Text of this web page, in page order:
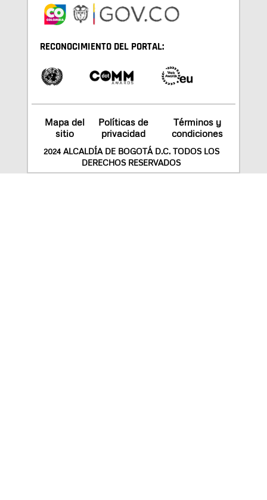
RECONOCIMIENTO DEL PORTAL:
Mapa del
sitio
Políticas de
privacidad
Términos y
condiciones
2024 ALCALDÍA DE BOGOTÁ D.C. TODOS LOS
DERECHOS RESERVADOS